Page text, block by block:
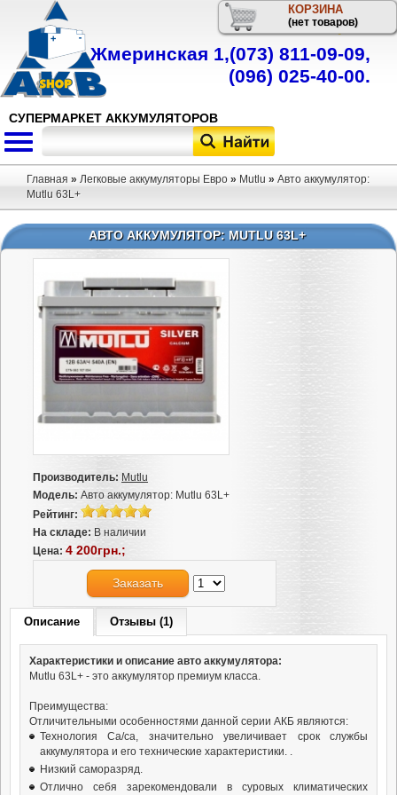
КОРЗИНА
(нет товаров)
СУПЕРМАРКЕТ АККУМУЛЯТОРОВ
Телефон
Жмеринская 1,(073) 811-09-09,
(096) 025-40-00.
Главная » Легковые аккумуляторы Евро » Mutlu » Авто аккумулятор:
Mutlu 63L+
АВТО АККУМУЛЯТОР: MUTLU 63L+
Производитель: Mutlu
Модель: Авто аккумулятор: Mutlu 63L+
Рейтинг:
На складе: В наличии
Цена: 4 200грн.;
Заказать
Описание Отзывы (1)
Характеристики и описание авто аккумулятора:
Mutlu 63L+ - это аккумулятор премиум класса.
Преимущества:
Отличительными особенностями данной серии АКБ являются:
Технология Ca/ca, значительно увеличивает срок службы
аккумулятора и его технические характеристики. .
Низкий саморазряд.
Отлично себя зарекомендовали в суровых климатических